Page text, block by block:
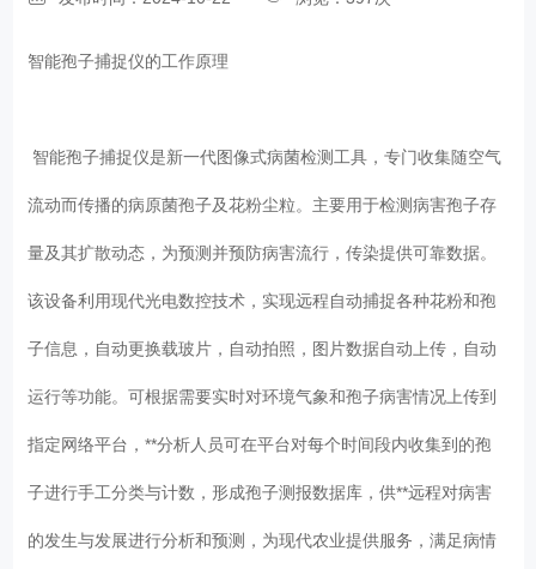
智能孢子捕捉仪的工作原理
智能孢子捕捉仪是新一代图像式病菌检测工具，专门收集随空气
流动而传播的病原菌孢子及花粉尘粒。主要用于检测病害孢子存
量及其扩散动态，为预测并预防病害流行，传染提供可靠数据。
该设备利用现代光电数控技术，实现远程自动捕捉各种花粉和孢
子信息，自动更换载玻片，自动拍照，图片数据自动上传，自动
运行等功能。可根据需要实时对环境气象和孢子病害情况上传到
指定网络平台，**分析人员可在平台对每个时间段内收集到的孢
子进行手工分类与计数，形成孢子测报数据库，供**远程对病害
的发生与发展进行分析和预测，为现代农业提供服务，满足病情